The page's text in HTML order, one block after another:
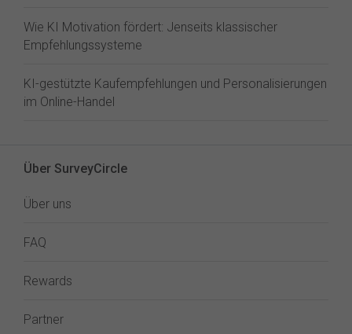
Wie KI Motivation fördert: Jenseits klassischer
Empfehlungssysteme
KI-gestützte Kaufempfehlungen und Personalisierungen
im Online-Handel
Über SurveyCircle
Über uns
FAQ
Rewards
Partner